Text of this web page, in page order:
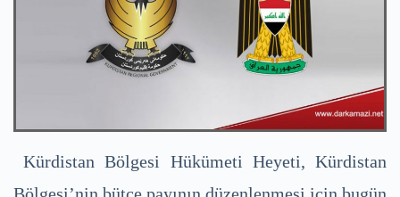
Kürdistan Bölgesi Hükümeti Heyeti, Kürdistan